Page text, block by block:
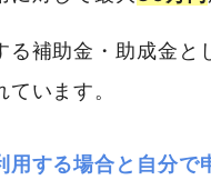
る補助金・助成金と
います。
用する場合と自分で